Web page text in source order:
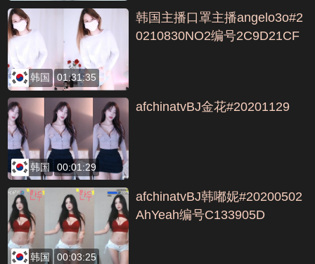
韩国 01:31:35
韩国主播口罩主播angelo3o#2
0210830NO2编号2C9D21CF
韩国 00:01:29
afchinatvBJ金花#20201129
韩国 00:03:25
afchinatvBJ韩嘟妮#20200502
AhYeah编号C133905D